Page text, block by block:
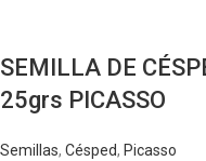
SEMILLA DE
25grs PICASSO
Semillas, Césped, Picasso